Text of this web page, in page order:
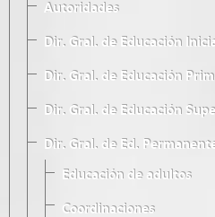
Autoridades
Dir. Gral. de Educación
Dir. Gral. de Educación
Dir. Gral. de Educación
Dir. Gral. de Ed.
Educación de adultos
Coordinaciones